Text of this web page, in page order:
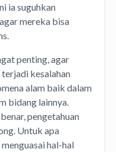
ia suguhkan
mereka bisa
penting, agar
kesalahan
alam baik dalam
bidang lainnya.
pengetahuan
Untuk apa
hal-hal